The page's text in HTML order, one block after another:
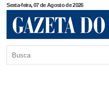
Sexta-feira, 07 de Agosto de 2026